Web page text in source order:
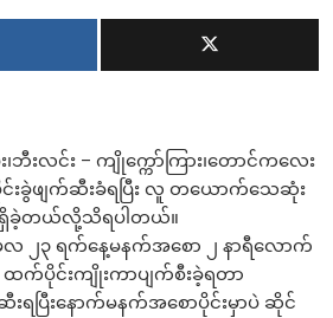
ဘီးလင်း – ကျိုက္ကော်ကြား၊တောင်ကလေး
းခွဲဖျက်ဆီးခံရပြီး လူ တယောက်သေဆုံး
ခဲ့တယ်လို့သိရပါတယ်။
လ ၂၃ ရက်နေ့မနက်အစော ၂ နာရီလောက်
ထက်ပိုင်းကျိုးကာပျက်စီးခဲ့ရတာ
းရပြီးနောက်မနက်အစောပိုင်းမှာပဲ ဆိုင်